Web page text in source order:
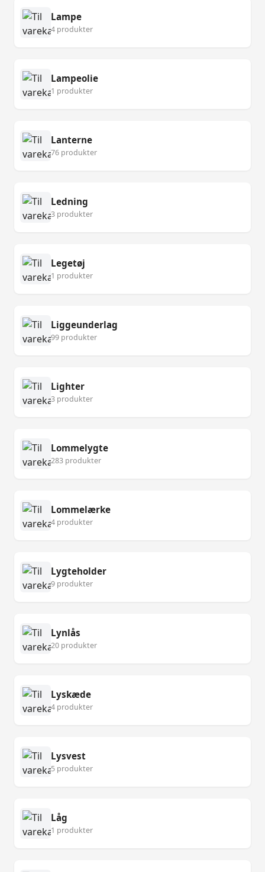
Lampe
4 produkter
Lampeolie
1 produkter
Lanterne
76 produkter
Ledning
3 produkter
Legetøj
1 produkter
Liggeunderlag
99 produkter
Lighter
3 produkter
Lommelygte
283 produkter
Lommelærke
4 produkter
Lygteholder
9 produkter
Lynlås
20 produkter
Lyskæde
4 produkter
Lysvest
5 produkter
Låg
1 produkter